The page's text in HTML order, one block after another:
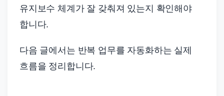
유지보수 체계가 잘 갖춰져 있는지 확인해야
합니다.
다음 글에서는 반복 업무를 자동화하는 실제
흐름을 정리합니다.